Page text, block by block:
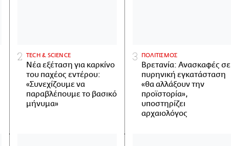
ΤECH & SCIENCE
Νέα εξέταση για καρκίνο
του παχέος εντέρου:
«Συνεχίζουμε να
παραβλέπουμε το βασικό
μήνυμα»
ΠΟΛΙΤΙΣΜΟΣ
Βρετανία: Ανασκαφές σε
πυρηνική εγκατάσταση
«θα αλλάξουν την
προϊστορία»,
υποστηρίζει
αρχαιολόγος